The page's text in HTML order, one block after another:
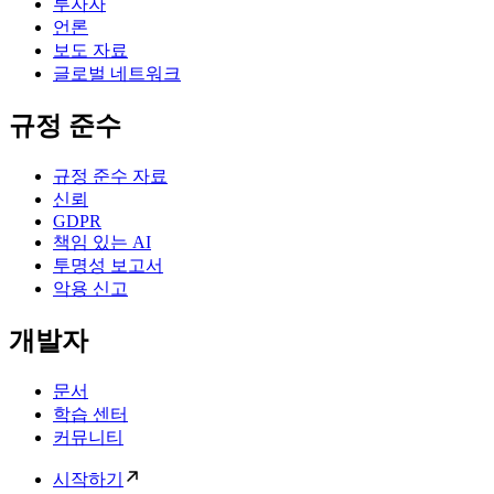
투자자
언론
보도 자료
글로벌 네트워크
규정 준수
규정 준수 자료
신뢰
GDPR
책임 있는 AI
투명성 보고서
악용 신고
개발자
문서
학습 센터
커뮤니티
시작하기